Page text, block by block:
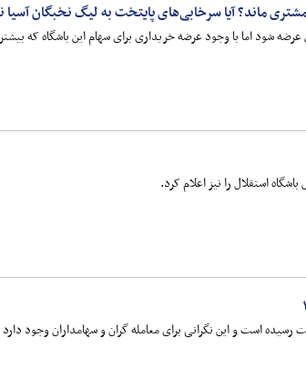
ماند؟ آیا سرخابی‌های پایتخت به لیگ نخبگان
استقلال را نیز اعلام کرد.
است و این نگرانی برای معامله گران و سهامداران وجود